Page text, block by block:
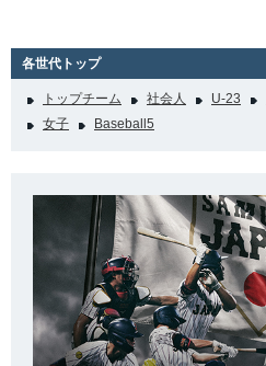
各世代トップ
トップチーム 社会人 U-23
女子
Baseball5